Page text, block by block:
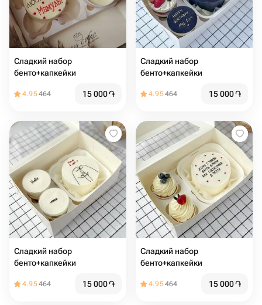
Сладкий набор
бенто+капкейки
4.95464 15 000֏
Сладкий набор
бенто+капкейки
4.95464 15 000֏
Сладкий набор
бенто+капкейки
4.95464 15 000֏
Сладкий набор
бенто+капкейки
4.95464 15 000֏